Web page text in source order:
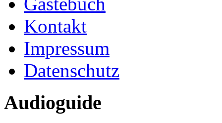
Kontakt
Impressum
Datenschutz
Audioguide